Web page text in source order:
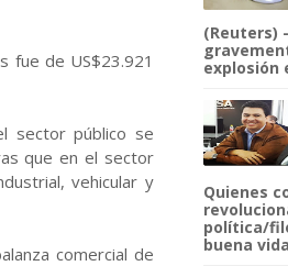
fue de US$23.921
sector público se
que en el sector
vehicular y
comercial de
(Reuters)
explosión
Quienes
política/
buena